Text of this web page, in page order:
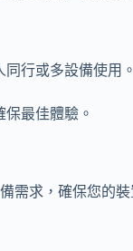
行或多設備使
最佳體驗。
需求，確保您的裝